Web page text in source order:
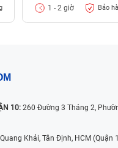
1 - 2 giờ Bảo
10: 260 Đường 3 Tháng 2,
Khải, Tân Định, HCM (Quận